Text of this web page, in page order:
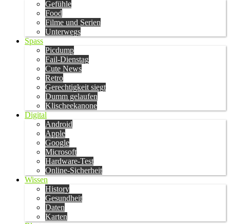
Gefühle
Food
Filme und Serien
Unterwegs
Spass
Picdump
Fail-Dienstag
Cute News
Retro
Gerechtigkeit siegt
Dumm gelaufen
Klischeekanone
Digital
Android
Apple
Google
Microsoft
Hardware-Test
Online-Sicherheit
Wissen
History
Gesundheit
Daten
Karten